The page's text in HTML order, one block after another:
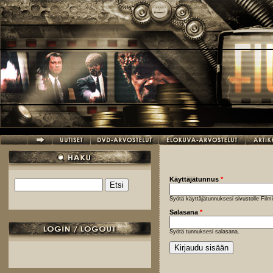
Hyppää pääsisältöön
Hakulomake
Käyttäjätunnus *
Syötä käyttäjätunnuksesi sivustolle
Salasana *
Syötä tunnuksesi salasana.